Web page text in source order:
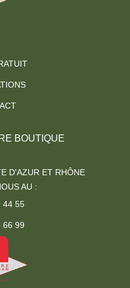
BOUTIQUE
D'AZUR ET RHÔNE
AU :
44 55
66 99